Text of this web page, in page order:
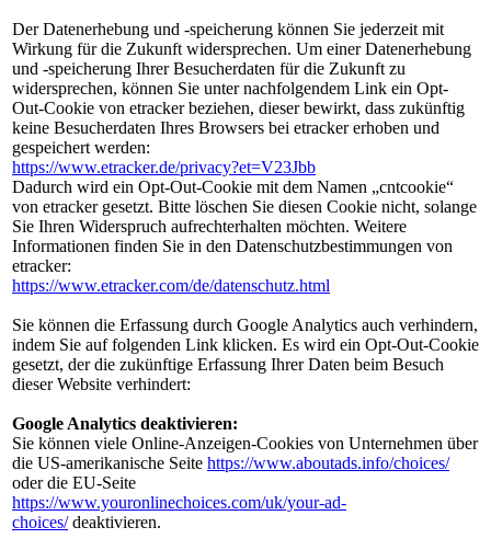
Der Datenerhebung und -speicherung können Sie jederzeit mit
Wirkung für die Zukunft widersprechen. Um einer Datenerhebung
und -speicherung Ihrer Besucherdaten für die Zukunft zu
widersprechen, können Sie unter nachfolgendem Link ein Opt-
Out-Cookie von etracker beziehen, dieser bewirkt, dass zukünftig
keine Besucherdaten Ihres Browsers bei etracker erhoben und
gespeichert werden:
https://www.etracker.de/privacy?et=V23Jbb
Dadurch wird ein Opt-Out-Cookie mit dem Namen „cntcookie“
von etracker gesetzt. Bitte löschen Sie diesen Cookie nicht, solange
Sie Ihren Widerspruch aufrechterhalten möchten. Weitere
Informationen finden Sie in den Datenschutzbestimmungen von
etracker:
https://www.etracker.com/de/datenschutz.html
Sie können die Erfassung durch Google Analytics auch verhindern,
indem Sie auf folgenden Link klicken. Es wird ein Opt-Out-Cookie
gesetzt, der die zukünftige Erfassung Ihrer Daten beim Besuch
dieser Website verhindert:
Google Analytics deaktivieren:
Sie können viele Online-Anzeigen-Cookies von Unternehmen über
die US-amerikanische Seite https://www.aboutads.info/choices/
oder die EU-Seite
https://www.youronlinechoices.com/uk/your-ad-
choices/deaktivieren.